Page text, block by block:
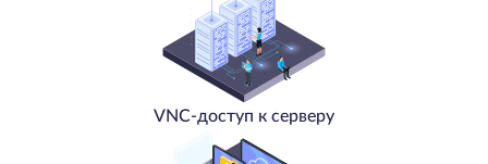
VNC-доступ к серверу